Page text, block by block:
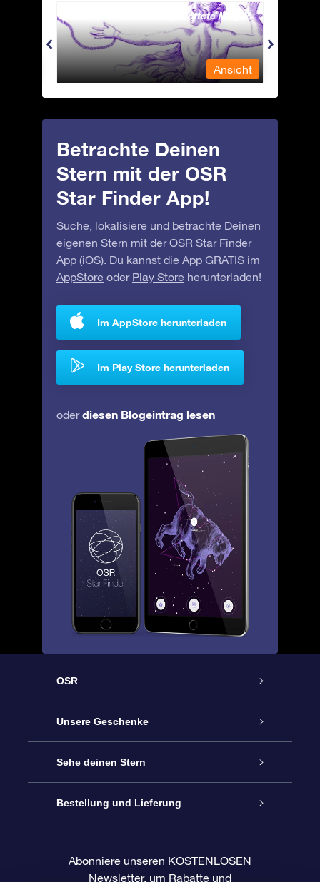
Andromeda - Die angekettete Magd
Ansicht
Betrachte Deinen
Stern mit der OSR
Star Finder App!
Suche, lokalisiere und betrachte Deinen
eigenen Stern mit der OSR Star Finder
App (iOS). Du kannst die App GRATIS im
AppStore oder Play Store herunterladen!
Im AppStore herunterladen
Im Play Store herunterladen
oderdiesen Blogeintrag lesen
OSR
Service
Kontakt
Blog
Unsere Geschenke
Sterne schenken
OSR-Geschenkpaket
Sehe deinen Stern
Sternregister
Bestellung und Lieferung
Abonniere unseren KOSTENLOSEN
Newsletter, um Rabatte und